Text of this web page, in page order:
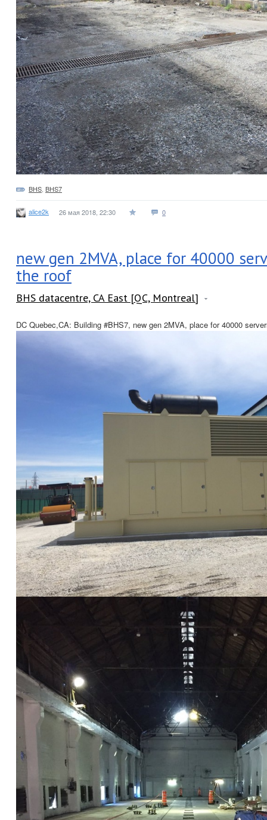
BHS BHS7
alice2k 26 мая 2018, 22:30 0
new gen 2MVA, place for 40000
the roof
BHS datacentre, CA East [QC, Montreal]
DC Quebec,CA: Building #BHS7, new gen 2MVA, place for 40000